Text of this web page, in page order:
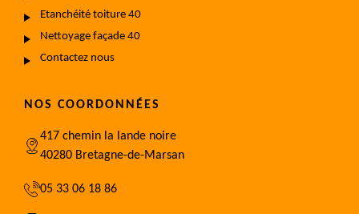
Etanchéité toiture 40
Nettoyage façade 40
Contactez nous
NOS COORDONNÉES
417 chemin la lande noire
40280 Bretagne-de-Marsan
05 33 06 18 86